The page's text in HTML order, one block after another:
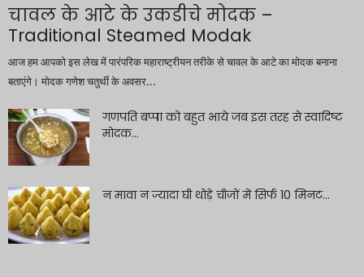
चावल के आटे के उकडीचे मोदक –
Traditional Steamed Modak
आज हम आपको इस लेख में पारंपरिक महाराष्ट्रीयन तरीके से चावल के आटे का मोदक बनाना
बताएंगे। मोदक गणेश चतुर्थी के अवसर...
गणपति बप्पा को बहुत भाये जब इस तरह से स्वादिष्ट
मोदक...
न मावा न ज्यादा घी थोड़े चीजों में सिर्फ 10 मिनट...